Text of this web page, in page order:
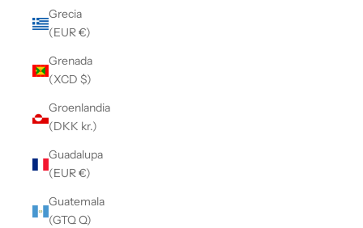
Grecia
(EUR €)
Grenada
(XCD $)
Groenlandia
(DKK kr.)
Guadalupa
(EUR €)
Guatemala
(GTQ Q)